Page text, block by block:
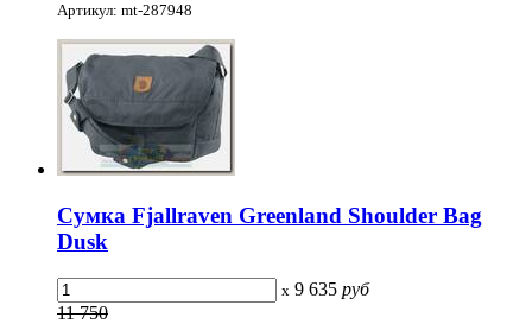
Артикул: mt-287948
Сумка Fjallraven Greenland Shoulder Bag
Dusk
x 9 635 руб
11 750